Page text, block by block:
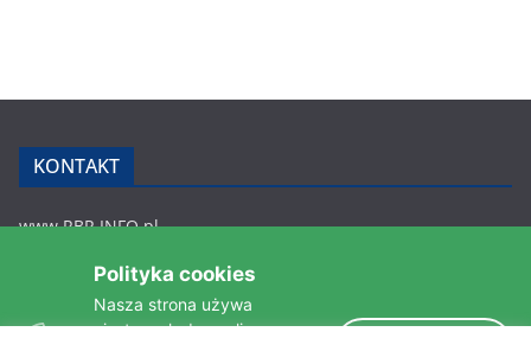
KONTAKT
www.RBR.INFO.pl
36-200 Brzozów
rbr.info.pl@gmail.com
Polityka cookies
Nasza strona używa
ciasteczek do analizy